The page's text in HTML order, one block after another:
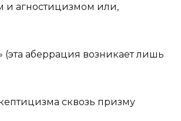
и агностицизмом или,
(эта аберрация возникает лишь
сквозь призму